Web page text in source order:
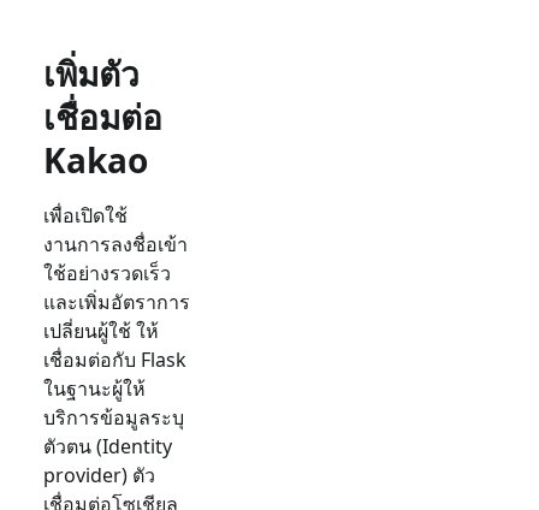
เพิ่มตัว
เชื่อมต่อ
Kakao
เพื่อเปิดใช้
งานการลงชื่อเข้า
ใช้อย่างรวดเร็ว
และเพิ่มอัตราการ
เปลี่ยนผู้ใช้ ให้
เชื่อมต่อกับ Flask
ในฐานะผู้ให้
บริการข้อมูลระบุ
ตัวตน (Identity
provider) ตัว
เชื่อมต่อโซเชียล